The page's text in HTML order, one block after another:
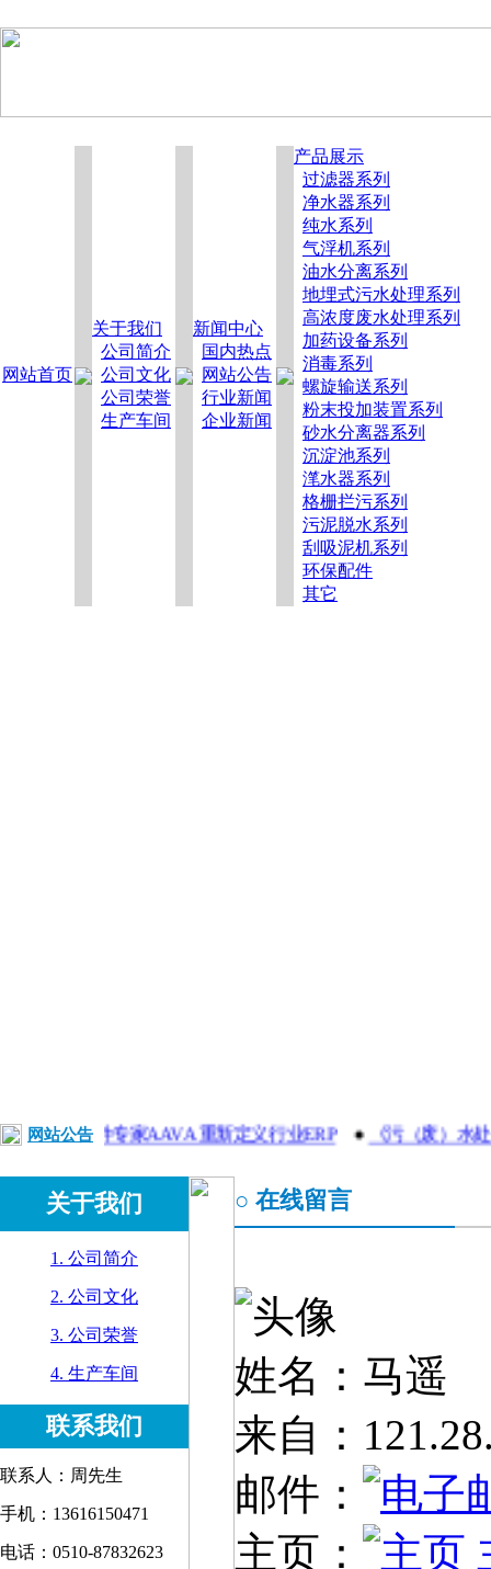
网站首页
关于我们
公司简介
公司文化
公司荣誉
生产车间
新闻中心
国内热点
网站公告
行业新闻
企业新闻
产品展示
过滤器系列
净水器系列
纯水系列
气浮机系列
油水分离系列
地埋式污水处理系列
高浓度废水处理系列
加药设备系列
消毒系列
螺旋输送系列
粉末投加装置系列
砂水分离器系列
沉淀池系列
滗水器系列
格栅拦污系列
污泥脱水系列
刮吸泥机系列
环保配件
其它
网站公告
芬兰软件专家AAVA 重新定义行业ERP● 《污（废）水处
关于我们
1. 公司简介
2. 公司文化
3. 公司荣誉
4. 生产车间
联系我们
联系人：周先生
手机：13616150471
电话：0510-87832623
○ 在线留言
姓名：马遥
来自：
邮件：
主页：